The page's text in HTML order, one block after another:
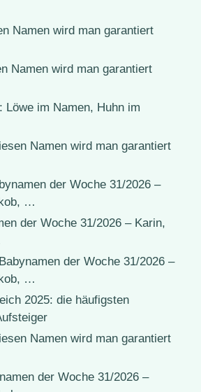
Namen wird man garantiert
Namen wird man garantiert
Löwe im Namen, Huhn im
Namen wird man garantiert
der Woche 31/2026 –
…
der Woche 31/2026 – Karin,
Babynamen der Woche 31/2026 –
…
2025: die häufigsten
Namen wird man garantiert
der Woche 31/2026 –